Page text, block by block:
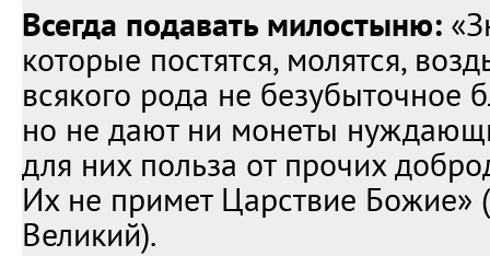
Всегда подавать милостыню:
которые постятся, молятся,
всякого рода не безубыточное
но не дают ни монеты
для них польза от прочих
Их не примет Царствие Божие»
Великий).